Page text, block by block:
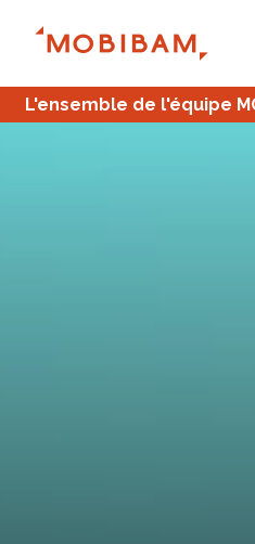
L'ensemble de l'équipe